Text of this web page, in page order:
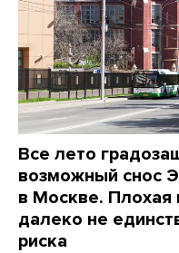
Все лето
возможный снос
в Москве. Плохая
далеко не
риска